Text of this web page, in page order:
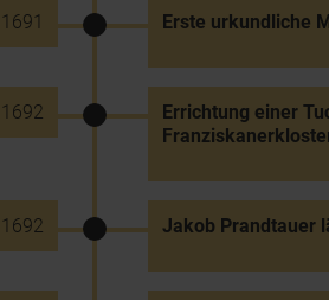
1691 Erste urkundliche
1692
Errichtung einer
1692 Jakob Prandtauer